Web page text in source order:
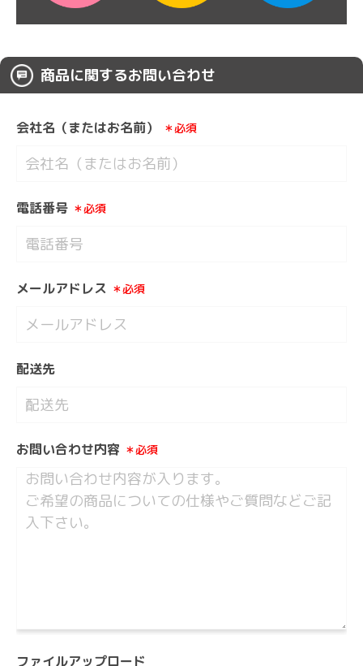
商品に関するお問い合わせ
会社名（またはお名前） ＊必須
電話番号 ＊必須
メールアドレス ＊必須
配送先
お問い合わせ内容 ＊必須
ファイルアップロード